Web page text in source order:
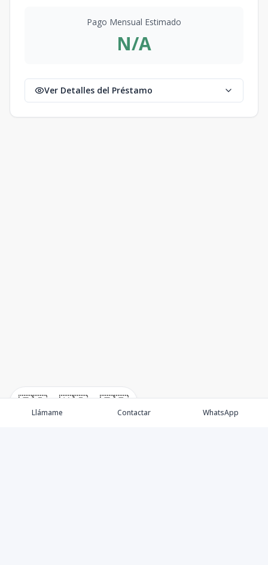
🇪🇸 🇺🇸 🇫🇷
Pago Mensual Estimado
N/A
Ver Detalles del Préstamo
Llámame Contactar WhatsApp